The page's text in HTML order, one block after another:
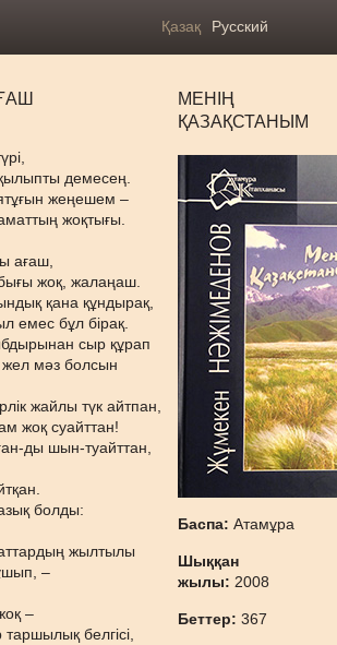
Қазақ Русский
демесең.
жеңешем –
жоқтығы.
ағаш,
жоқ, жалаңаш.
қана құндырақ,
емес бұл бірақ.
сыр құрап
мәз болсын
жайлы түк айтпан,
жоқ суайттан!
ды шын-туайттан,
болды:
жылтылы
–
–
белгісі,
МЕНІҢ
ҚАЗАҚСТАНЫМ
Баспа:Атамұра
Шыққан
жылы: 2008
Беттер:367